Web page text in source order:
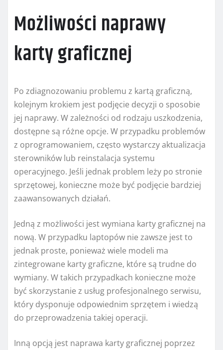
Możliwości naprawy
karty graficznej
Po zdiagnozowaniu problemu z kartą graficzną,
kolejnym krokiem jest podjęcie decyzji o sposobie
jej naprawy. W zależności od rodzaju uszkodzenia,
dostępne są różne opcje. W przypadku problemów
z oprogramowaniem, często wystarczy aktualizacja
sterowników lub reinstalacja systemu
operacyjnego. Jeśli jednak problem leży po stronie
sprzętowej, konieczne może być podjęcie bardziej
zaawansowanych działań.
Jedną z możliwości jest wymiana karty graficznej na
nową. W przypadku laptopów nie zawsze jest to
jednak proste, ponieważ wiele modeli ma
zintegrowane karty graficzne, które są trudne do
wymiany. W takich przypadkach konieczne może
być skorzystanie z usług profesjonalnego serwisu,
który dysponuje odpowiednim sprzętem i wiedzą
do przeprowadzenia takiej operacji.
Inną opcją jest naprawa karty graficznej poprzez